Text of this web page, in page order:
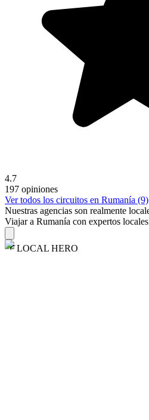
4.7
197 opiniones
Ver todos los circuitos en Rumanía (9)
Nuestras agencias son realmente
Viajar a Rumanía con expertos locales
LOCAL HERO